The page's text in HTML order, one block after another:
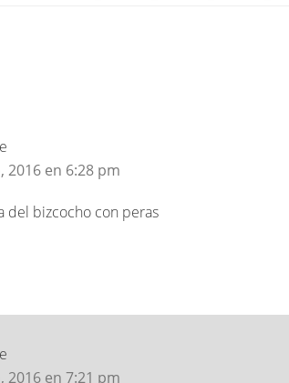
2016 en 6:28 pm
del bizcocho con peras
2016 en 7:21 pm